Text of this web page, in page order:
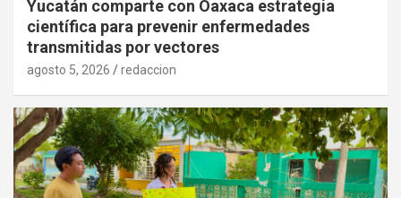
Yucatán comparte con Oaxaca estrategia
científica para prevenir enfermedades
transmitidas por vectores
agosto 5, 2026 redaccion